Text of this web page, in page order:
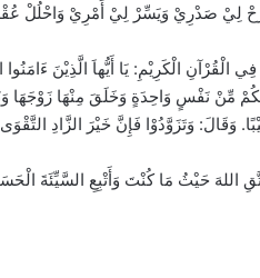
الْقُرْآنِ الْكَرِيْمِ: يَا أَيُّهاَ الَّذِيْنَ
مِّنْ نَفْسٍ وَاحِدَةٍ وَخَلَقَ مِنْهَا زَوْجَهَا وَبَثَّ